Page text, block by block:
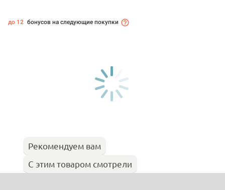
до 12 бонусов на следующие покупки
Рекомендуем вам
С этим товаром смотрели